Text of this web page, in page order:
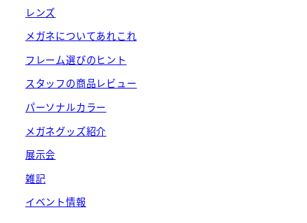
レンズ
メガネについてあれこれ
フレーム選びのヒント
スタッフの商品レビュー
パーソナルカラー
メガネグッズ紹介
展示会
雑記
イベント情報